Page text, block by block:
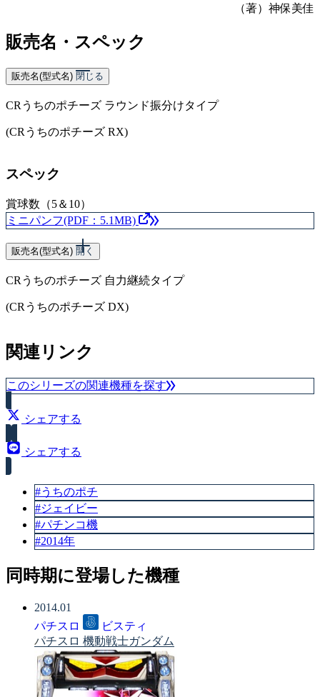
（著）神保美佳
販売名・スペック
販売名(型式名) 閉じる
CRうちのポチーズ ラウンド振分けタイプ
(CRうちのポチーズ RX)
スペック
賞球数（5＆10）
ミニパンフ(PDF：5.1MB)
販売名(型式名) 開く
CRうちのポチーズ 自力継続タイプ
(CRうちのポチーズ DX)
スペック
賞球数（5＆10）
関連リンク
このシリーズの関連機種を探す
シェアする
シェアする
#うちのポチ
#ジェイビー
#パチンコ機
#2014年
同時期に登場した機種
2014.01
パチスロ
ビスティ
パチスロ 機動戦士ガンダム